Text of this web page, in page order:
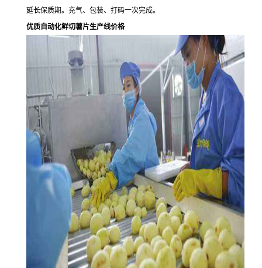
延长保质期。充气、包装、打码一次完成。
优质自动化鲜切薯片生产线价格